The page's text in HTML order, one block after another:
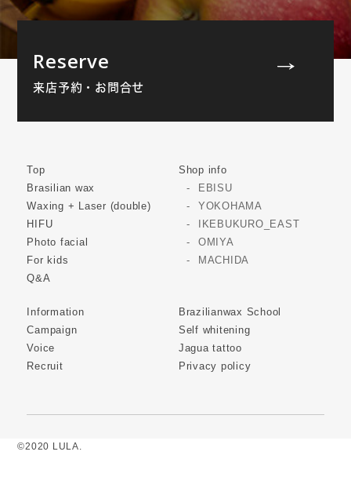
Reserve
来店予約・お問合せ
Top
Brasilian wax
Waxing + Laser (double)
HIFU
Photo facial
For kids
Q&A
Shop info
EBISU
YOKOHAMA
IKEBUKURO_EAST
OMIYA
MACHIDA
Information
Campaign
Voice
Recruit
Brazilianwax School
Self whitening
Jagua tattoo
Privacy policy
©2020 LULA.